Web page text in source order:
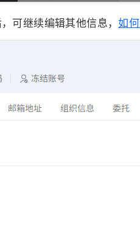
可继续编辑其他信息，如